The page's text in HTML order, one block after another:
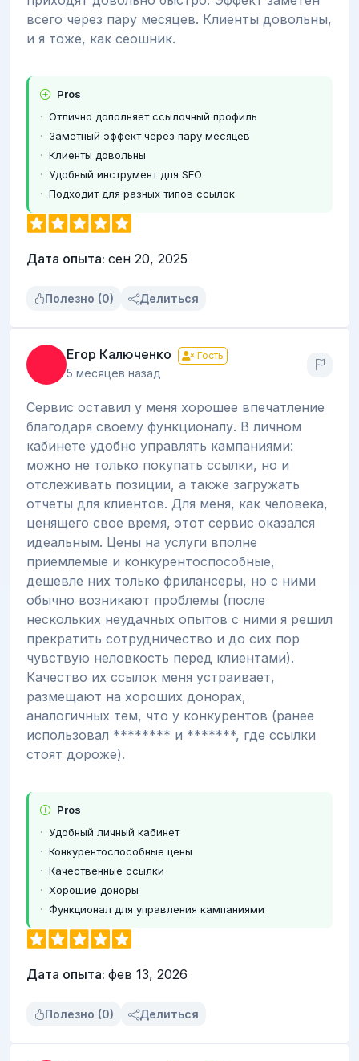
всего через пару месяцев. Клиенты довольны,
и я тоже, как сеошник.
Pros
Отлично дополняет ссылочный профиль
Заметный эффект через пару месяцев
Клиенты довольны
Удобный инструмент для SEO
Подходит для разных типов ссылок
Дата опыта: сен 20, 2025
Полезно (0) Делиться
Егор Калюченко Гость
5 месяцев назад
Сервис оставил у меня хорошее впечатление
благодаря своему функционалу. В личном
кабинете удобно управлять кампаниями:
можно не только покупать ссылки, но и
отслеживать позиции, а также загружать
отчеты для клиентов. Для меня, как человека,
ценящего свое время, этот сервис оказался
идеальным. Цены на услуги вполне
приемлемые и конкурентоспособные,
дешевле них только фрилансеры, но с ними
обычно возникают проблемы (после
нескольких неудачных опытов с ними я решил
прекратить сотрудничество и до сих пор
чувствую неловкость перед клиентами).
Качество их ссылок меня устраивает,
размещают на хороших донорах,
аналогичных тем, что у конкурентов (ранее
использовал ******** и *******, где ссылки
стоят дороже).
Pros
Удобный личный кабинет
Конкурентоспособные цены
Качественные ссылки
Хорошие доноры
Функционал для управления кампаниями
Дата опыта: фев 13, 2026
Полезно (0) Делиться